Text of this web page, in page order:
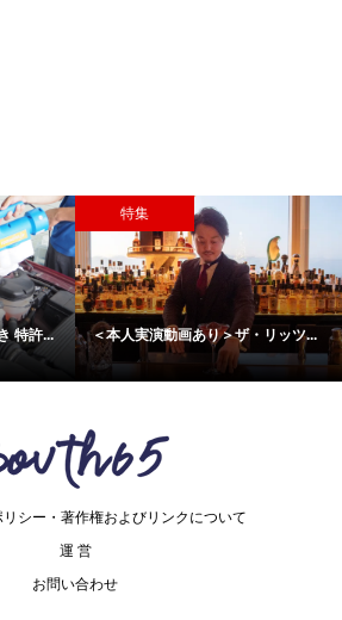
特許...
特集
＜本人実演動画あり＞ザ・リッツ...
シー・著作権およびリンクについて
運 営
お問い合わせ